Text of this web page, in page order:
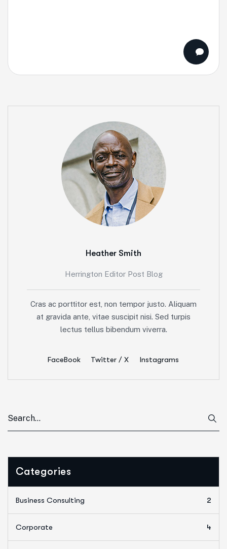
Heather Smith
Herrington Editor Post Blog
Cras ac porttitor est, non tempor justo. Aliquam
at gravida ante, vitae suscipit nisi. Sed turpis
lectus tellus bibendum viverra.
FaceBook Twitter / X Instagrams
Categories
Business Consulting 2
Corporate 4